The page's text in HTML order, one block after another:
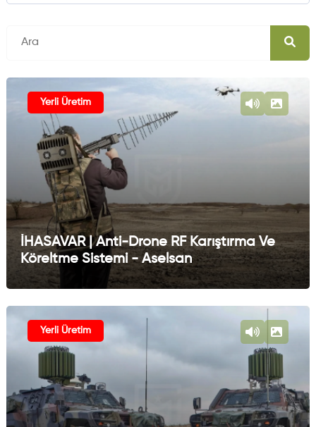
Yerli Üretim
İHASAVAR | Anti-Drone RF Karıştırma Ve
Köreltme Sistemi - Aselsan
Yerli Üretim